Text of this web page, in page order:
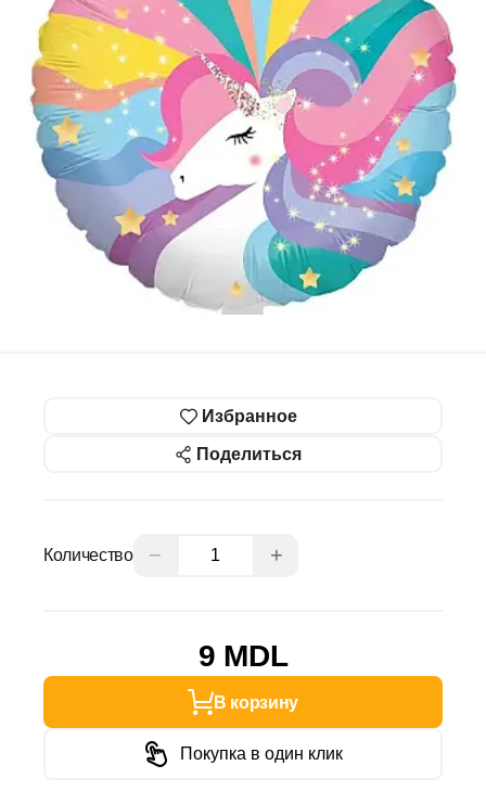
Избранное
Поделиться
Количество − +
9 MDL
В корзину
Покупка в один клик